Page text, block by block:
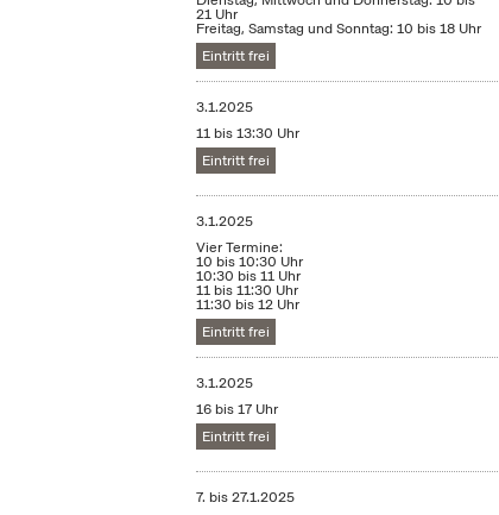
21 Uhr
Freitag, Samstag und Sonntag: 10 bis 18 Uhr
Eintritt frei
3.1.2025
11 bis 13:30 Uhr
Eintritt frei
3.1.2025
Vier Termine:
10 bis 10:30 Uhr
10:30 bis 11 Uhr
11 bis 11:30 Uhr
11:30 bis 12 Uhr
Eintritt frei
3.1.2025
16 bis 17 Uhr
Eintritt frei
7. bis27.1.2025